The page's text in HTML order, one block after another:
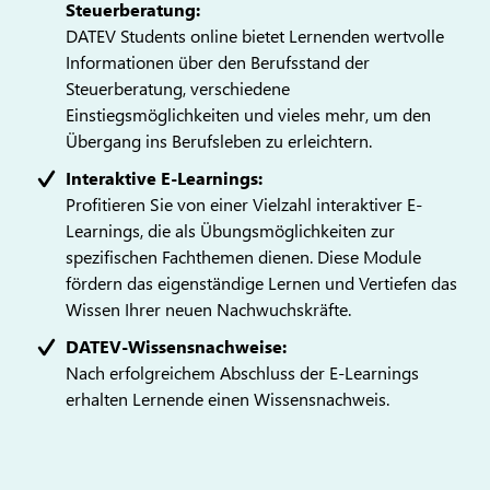
Steuerberatung:
DATEV Students online bietet Lernenden wertvolle
Informationen über den Berufsstand der
Steuerberatung, verschiedene
Einstiegsmöglichkeiten und vieles mehr, um den
Übergang ins Berufsleben zu erleichtern.
Interaktive E-Learnings:
Profitieren Sie von einer Vielzahl interaktiver E-
Learnings, die als Übungsmöglichkeiten zur
spezifischen Fachthemen dienen. Diese Module
fördern das eigenständige Lernen und Vertiefen das
Wissen Ihrer neuen Nachwuchskräfte.
DATEV-Wissensnachweise:
Nach erfolgreichem Abschluss der E-Learnings
erhalten Lernende einen Wissensnachweis.